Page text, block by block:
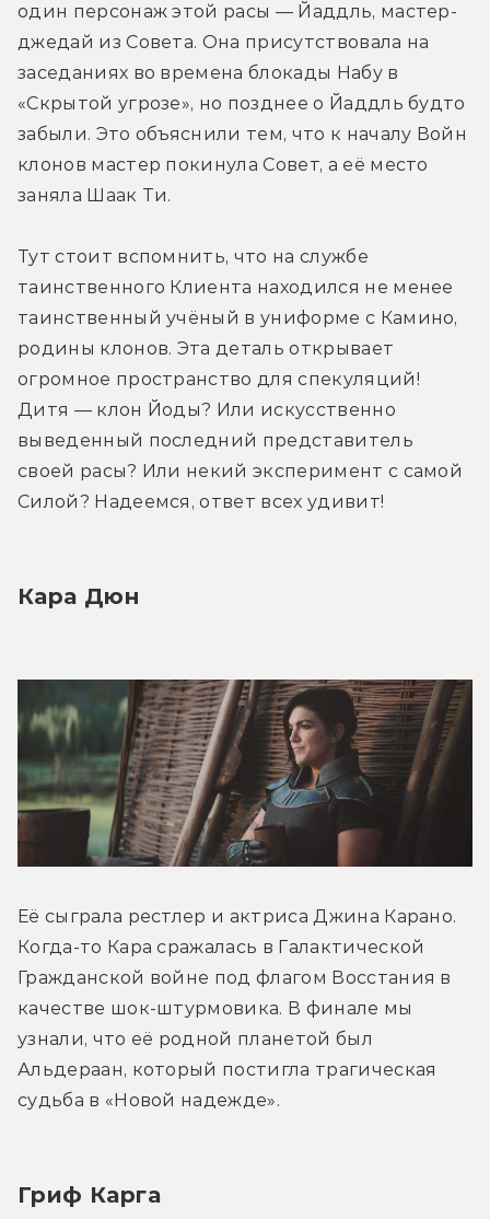
один персонаж этой расы — Йаддль, мастер-
джедай из Совета. Она присутствовала на
заседаниях во времена блокады Набу в
«Скрытой угрозе», но позднее о Йаддль будто
забыли. Это объяснили тем, что к началу Войн
клонов мастер покинула Совет, а её место
заняла Шаак Ти.
Тут стоит вспомнить, что на службе
таинственного Клиента находился не менее
таинственный учёный в униформе с Камино,
родины клонов. Эта деталь открывает
огромное пространство для спекуляций!
Дитя — клон Йоды? Или искусственно
выведенный последний представитель
своей расы? Или некий эксперимент с самой
Силой? Надеемся, ответ всех удивит!
Кара Дюн
Её сыграла рестлер и актриса Джина Карано.
Когда-то Кара сражалась в Галактической
Гражданской войне под флагом Восстания в
качестве шок-штурмовика. В финале мы
узнали, что её родной планетой был
Альдераан, который постигла трагическая
судьба в «Новой надежде».
Гриф Карга